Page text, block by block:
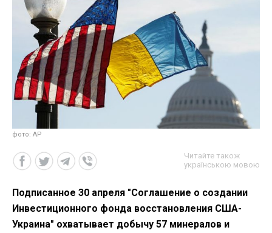
фото: AP
Читайте також
українською мовою
Подписанное 30 апреля "Соглашение о создании
Инвестиционного фонда восстановления США-
Украина" охватывает добычу 57 минералов и